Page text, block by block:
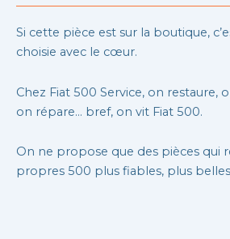
Si cette pièce est sur la boutique,
choisie avec le cœur.
Chez Fiat 500 Service, on restaure,
on répare… bref, on vit Fiat 500.
On ne propose que des pièces qui
propres 500 plus fiables, plus